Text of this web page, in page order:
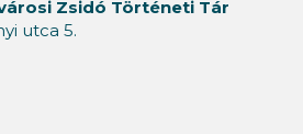
Zsidó Történeti Tár
utca 5.